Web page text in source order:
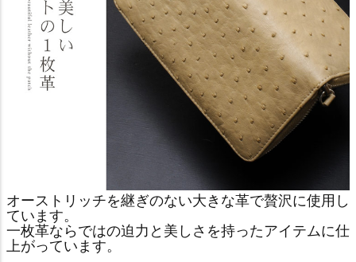
オーストリッチを継ぎのない大きな革で贅沢に使用し
ています。
一枚革ならではの迫力と美しさを持ったアイテムに仕
上がっています。